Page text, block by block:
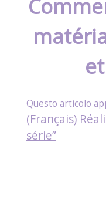
(Français)
série”